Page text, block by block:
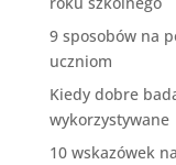
9 sposobów na
uczniom
Kiedy dobre
wykorzystywane
10 wskazówek